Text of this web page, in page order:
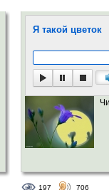
Я такой цветок
197 706